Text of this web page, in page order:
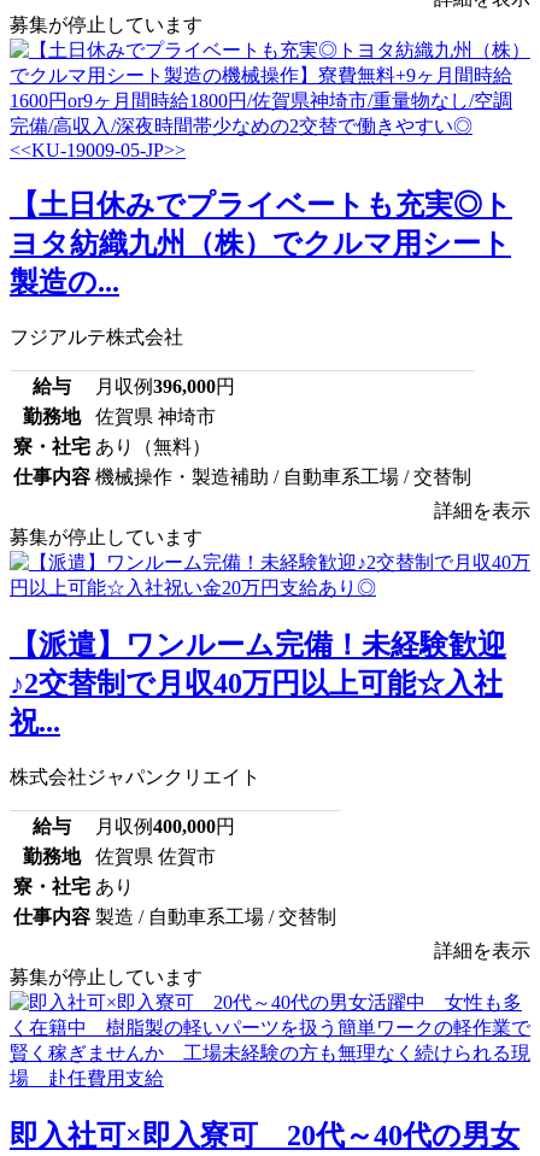
募集が停止しています
【土日休みでプライベートも充実◎ト
ヨタ紡織九州（株）でクルマ用シート
製造の...
フジアルテ株式会社
給与 月収例396,000円
勤務地
佐賀県 神埼市
寮・社宅 あり（無料）
仕事内容 機械操作・製造補助 / 自動車系工場 / 交替制
詳細を表示
募集が停止しています
【派遣】ワンルーム完備！未経験歓迎
♪2交替制で月収40万円以上可能☆入社
祝...
株式会社ジャパンクリエイト
給与 月収例400,000円
勤務地
佐賀県 佐賀市
寮・社宅 あり
仕事内容 製造 / 自動車系工場 / 交替制
詳細を表示
募集が停止しています
即入社可×即入寮可 20代～40代の男女